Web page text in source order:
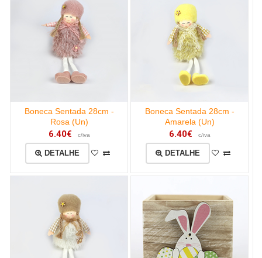
Boneca Sentada 28cm -
Rosa (Un)
6.40€ c/iva
DETALHE
Boneca Sentada 28cm -
Amarela (Un)
6.40€ c/iva
DETALHE